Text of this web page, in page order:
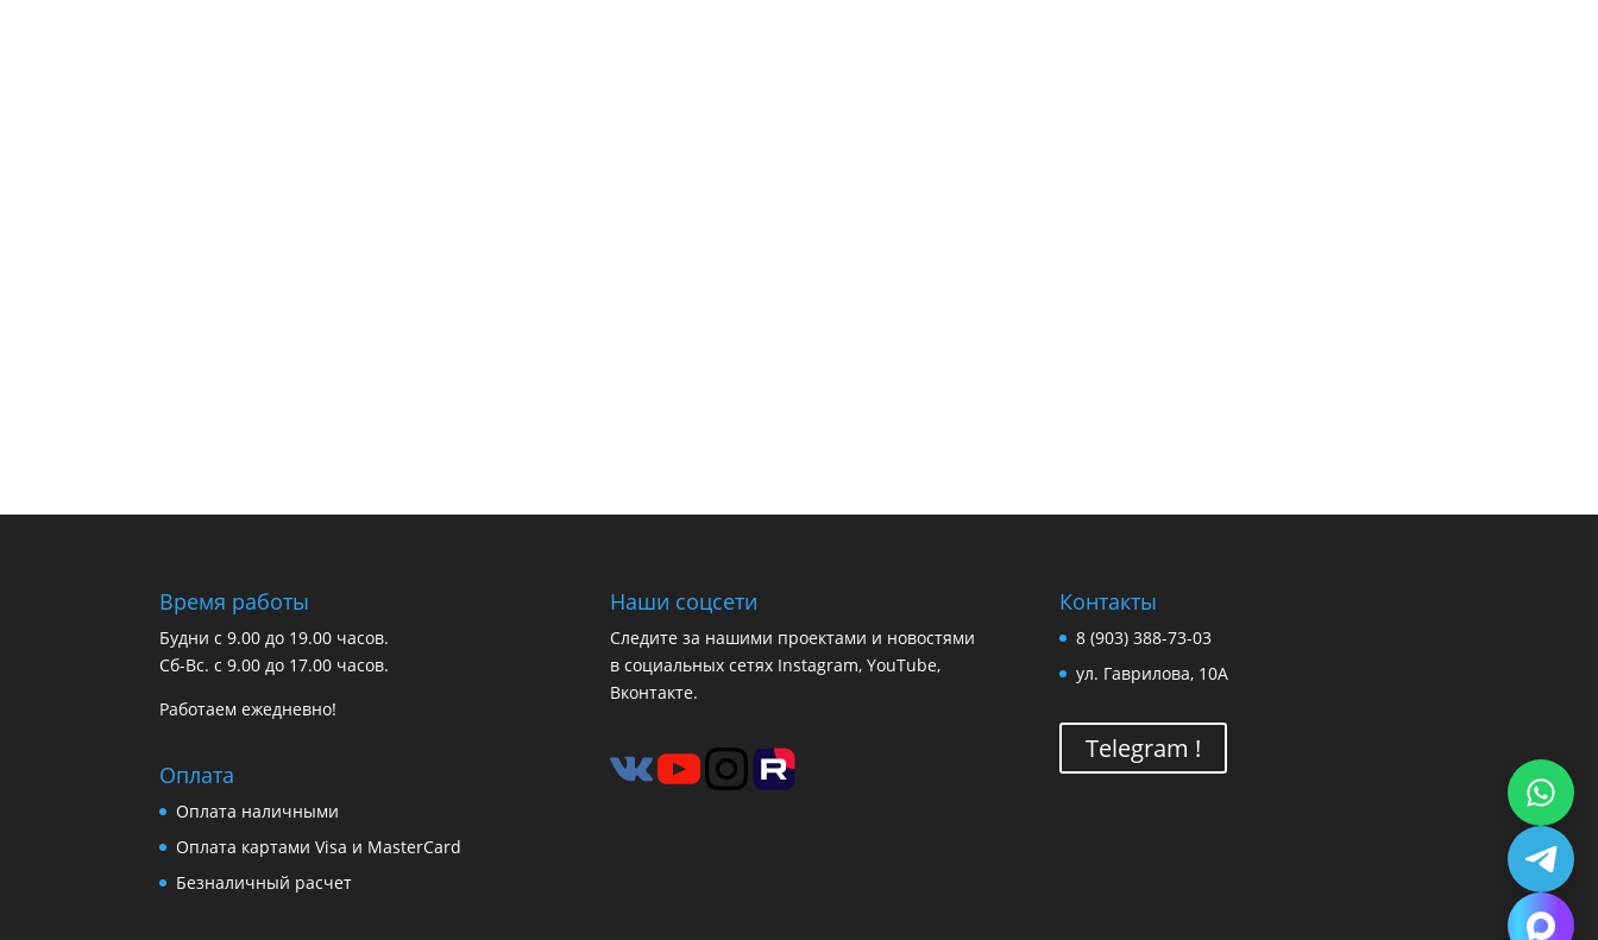
Время работы
Будни с 9.00 до 19.00 часов.
Сб-Вс. с 9.00 до 17.00 часов.
Работаем ежедневно!
Оплата
Оплата наличными
Оплата картами Visa и MasterCard
Безналичный расчет
Наши соцсети
Следите за нашими проектами и новостями
в социальных сетях Instagram, YouTube,
Вконтакте.
Контакты
8 (903) 388-73-03
ул. Гаврилова, 10А
Telegram !